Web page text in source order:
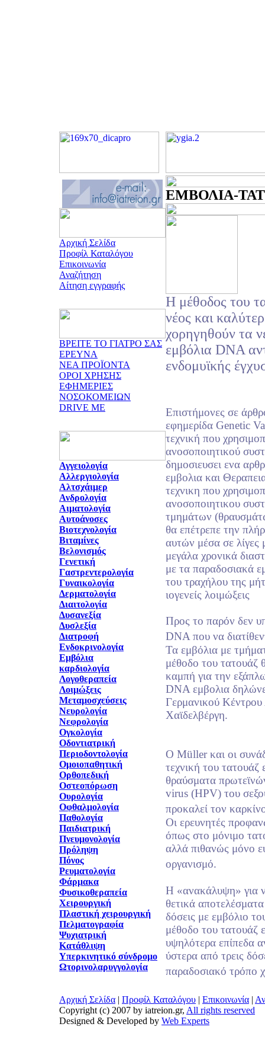
Αρχική Σελίδα
Προφίλ Καταλόγου
Επικοινωνία
Αναζήτηση
Αίτηση εγγραφής
ΒΡΕΙΤΕ ΤΟ ΓΙΑΤΡΟ ΣΑΣ
ΕΡΕΥΝΑ
ΝΕΑ ΠΡΟΪΟΝΤΑ
ΟΡΟΙ ΧΡΗΣΗΣ
ΕΦΗΜΕΡΙΕΣ
ΝΟΣΟΚΟΜΕΙΩΝ
DRIVE ME
Αγγειολογία
Αλλεργιολογία
Αλτσχάιμερ
Ανδρολογία
Αιματολογία
Αυτοάνοσες
Βιοτεχνολογία
Βιταμίνες
Βελονισμός
Γενετική
Γαστρεντερολογία
Γυναικολογία
Δερματολογία
Διαιτολογία
Δυσανεξία
Δυσλεξία
Διατροφή
Ενδοκρινολογία
Εμβόλια
καρδιολογία
Λογοθεραπεία
Λοιμώξεις
Μεταμοσχεύσεις
Νευρολογία
Νεφρολογία
Ογκολογία
Οδοντιατρική
Περιοδοντολογία
Ομοιοπαθητική
Ορθοπεδική
Οστεοπόρωση
Ουρολογία
Οφθαλμολογία
Παθολογία
Παιδιατρική
Πνευμονολογία
Πρόληψη
Πόνος
Ρευματολογία
Φάρμακα
Φυσικοθεραπεία
Χειρουργική
Πλαστική χειρουργική
Πελματογραφία
Ψυχιατρική
Κατάθλιψη
Υπερκινητικό σύνδρομο
Ωτορινολαρυγγολογία
ΕΜΒΟΛΙΑ-
H μέθοδος του
νέος και
χορηγηθούν τα
εμβόλια DNA
ενδομυϊκής
Επιστήμονες σε
εφημερίδα Genetic
τεχνική που
ανοσοποιητικού
δημοσιευσει ενα
εμβολια και
τεχνικη που
ανοσοποιητικου
τμημάτων
θα επέτρεπε την
αυτών μέσα σε λίγες
μεγάλα χρονικά
με τα παραδοσιακά
του τραχήλου της
ιογενείς λοιμώξεις
Προς το παρόν δεν
DNA που να
Τα εμβόλια με
μέθοδο του τατουάζ
καμπή για την
DNA εμβολια
Γερμανικού
Χαϊδελβέργη.
Ο Müller και οι
τεχνική του τατουάζ
θραύσματα
virus (HPV) του
προκαλεί τον
Oι ερευνητές
όπως στο μόνιμο
αλλά πιθανώς μόνο
οργανισμό.
Η «ανακάλυψη» για
θετικά
δόσεις με εμβόλιο
μέθοδο του τατουάζ
υψηλότερα επίπεδα
ύστερα από τρεις
παραδοσιακό τρόπο
Αρχική Σελίδα | Προφίλ Καταλόγου | Επικοινωνία |
Copyright (c) 2007 by iatreion.gr, All rights reserved
Designed & Developed by Web Experts